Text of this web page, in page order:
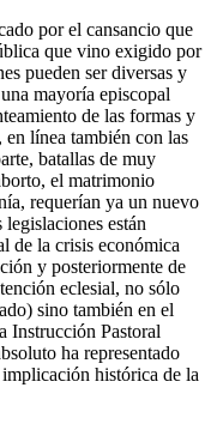
por el cansancio que
que vino exigido por
pueden ser diversas y
mayoría episcopal
de las formas y
en línea también con las
batallas de muy
el matrimonio
requerían ya un nuevo
están
de la crisis económica
y posteriormente de
eclesial, no sólo
sino también en el
Instrucción Pastoral
ha representado
histórica de la